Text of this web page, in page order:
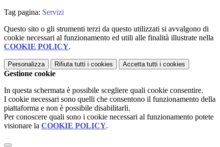
Tag pagina: Servizi
Questo sito o gli strumenti terzi da questo utilizzati si avvalgono di
cookie necessari al funzionamento ed utili alle finalità illustrate nella
COOKIE POLICY.
Personalizza Rifiuta tutti i cookies Accetta tutti i cookies
Gestione cookie
In questa schermata è possibile scegliere quali cookie consentire.
I cookie necessari sono quelli che consentono il funzionamento della
piattaforma e non è possibile disabilitarli.
Per conoscere quali sono i cookie necessari al funzionamento potete
visionare la COOKIE POLICY.